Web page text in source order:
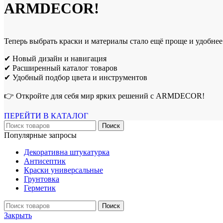
ARMDECOR!
Теперь выбрать краски и материалы стало ещё проще и
✔ Новый дизайн и навигация
✔ Расширенный каталог товаров
✔ Удобный подбор цвета и инструментов
👉 Откройте для себя мир ярких решений с ARMDECOR!
ПЕРЕЙТИ В КАТАЛОГ
Поиск
Популярные запросы
Декоративна штукатурка
Антисептик
Краски универсальные
Грунтовка
Герметик
Поиск
Закрыть